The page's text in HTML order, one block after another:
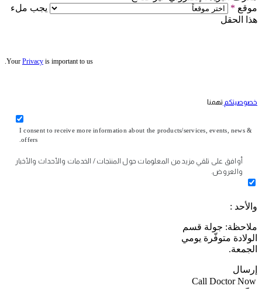
موقع *
يجب ملء
هذا الحقل
Your Privacy is important to us.
خصوصيتكم تهمنا
I consent to receive more information about the products/services, events, news &
offers.
أوافق على تلقي مزيد من المعلومات حول المنتجات / الخدمات والأحداث والأخبار
والعروض.
والأحد :
ملاحظة: جولة قسم
الولادة متوفّرة يومي
الجمعة.
إرسال
Call Doctor Now